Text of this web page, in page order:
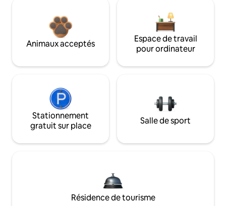
Animaux acceptés
Espace de travail
pour ordinateur
Stationnement
gratuit sur place
Salle de sport
Résidence de tourisme